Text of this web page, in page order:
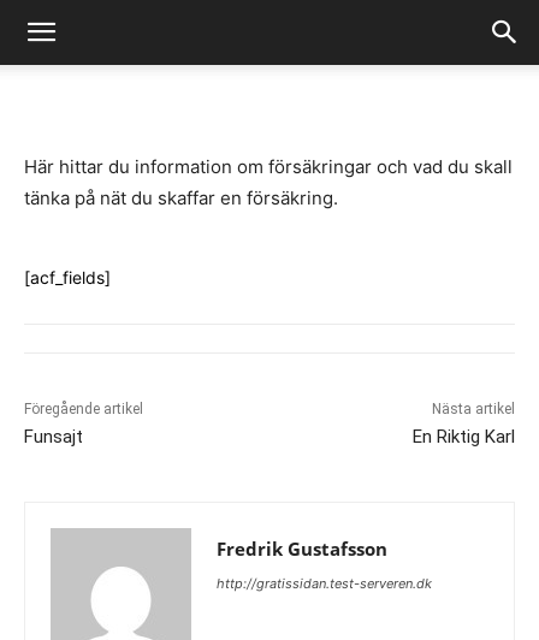
Här hittar du information om försäkringar och vad du skall
tänka på nät du skaffar en försäkring.
[acf_fields]
Föregående artikel
Funsajt
Nästa artikel
En Riktig Karl
Fredrik Gustafsson
http://gratissidan.test-serveren.dk